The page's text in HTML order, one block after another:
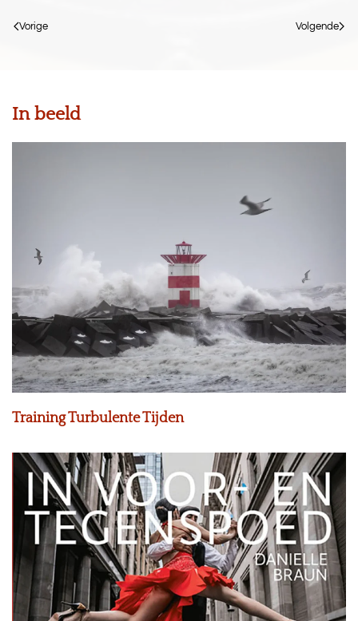
Vorige Volgende
In beeld
Training Turbulente Tijden